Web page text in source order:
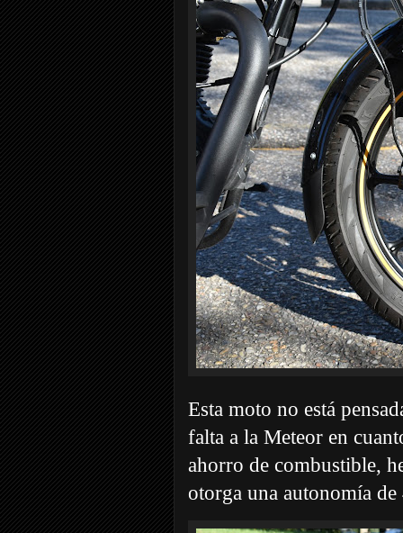
Esta moto no está
falta a la Meteor en
ahorro de combustible,
otorga una autonomía